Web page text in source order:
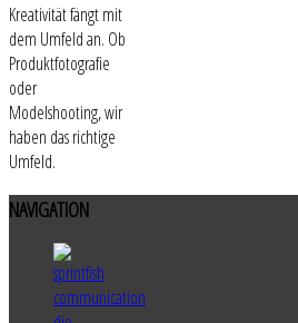
Kreativität fängt mit
dem Umfeld an. Ob
Produktfotografie
oder
Modelshooting, wir
haben das richtige
Umfeld.
NAVIGATION